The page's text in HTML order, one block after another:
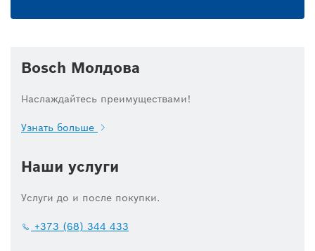
Bosch Молдова
Наслаждайтесь преимуществами!
Узнать больше
Наши услуги
Услуги до и после покупки.
+373 (68) 344 433